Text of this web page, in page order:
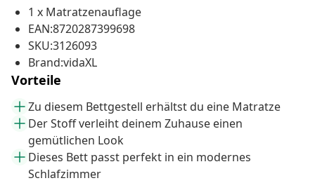
1 x Matratzenauflage
EAN:8720287399698
SKU:3126093
Brand:vidaXL
Vorteile
Zu diesem Bettgestell erhältst du eine Matratze
Der Stoff verleiht deinem Zuhause einen
gemütlichen Look
Dieses Bett passt perfekt in ein modernes
Schlafzimmer